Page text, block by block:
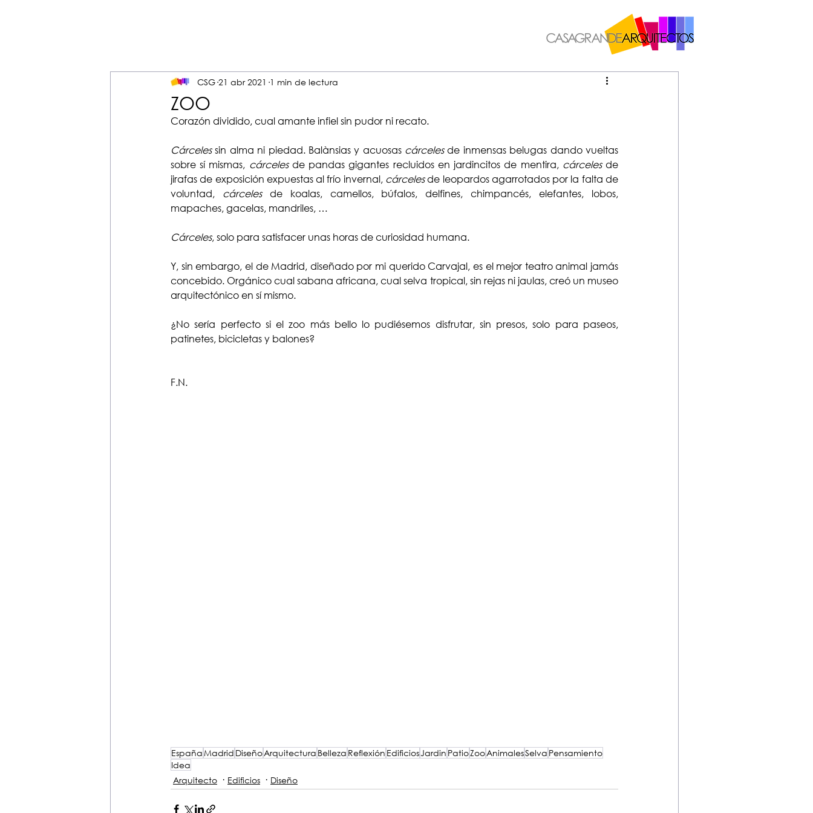
ZOO
CSG 21 abr 2021 1 min de lectura
Corazón dividido, cual amante infiel sin pudor ni recato.
Cárceles sin alma ni piedad. Balànsias y acuosas cárceles de inmensas belugas dando vueltas
sobre sí mismas, cárceles de pandas gigantes recluidos en jardincitos de mentira, cárceles de
jirafas de exposición expuestas al frío invernal, cárceles de leopardos agarrotados por la falta de
voluntad, cárceles de koalas, camellos, búfalos, delfines, chimpancés, elefantes, lobos,
mapaches, gacelas, mandriles, …
Cárceles, solo para satisfacer unas horas de curiosidad humana.
Y, sin embargo, el de Madrid, diseñado por mi querido Carvajal, es el mejor teatro animal jamás
concebido. Orgánico cual sabana africana, cual selva tropical, sin rejas ni jaulas, creó un museo
arquitectónico en sí mismo.
¿No sería perfecto si el zoo más bello lo pudiésemos disfrutar, sin presos, solo para paseos,
patinetes, bicicletas y balones?
F.N.
España Madrid DiseñoArquitectura Belleza Reflexión EdificiosJardin PatioZooAnimalesSelva Pensamiento
Idea
Arquitecto
Edificios Diseño